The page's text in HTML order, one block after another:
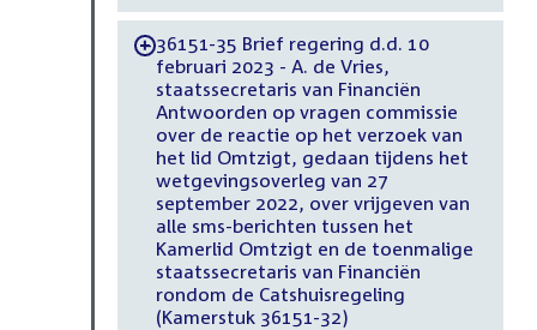
-36151-35 Brief regering d.d. 10
februari 2023 - A. de Vries,
staatssecretaris van Financiën
Antwoorden op vragen commissie
over de reactie op het verzoek van
het lid Omtzigt, gedaan tijdens het
wetgevingsoverleg van 27
september 2022, over vrijgeven van
alle sms-berichten tussen het
Kamerlid Omtzigt en de toenmalige
staatssecretaris van Financiën
rondom de Catshuisregeling
(Kamerstuk 36151-32)